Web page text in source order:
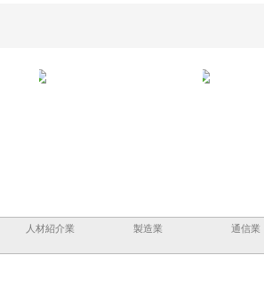
人材紹介業 製造業 通信業